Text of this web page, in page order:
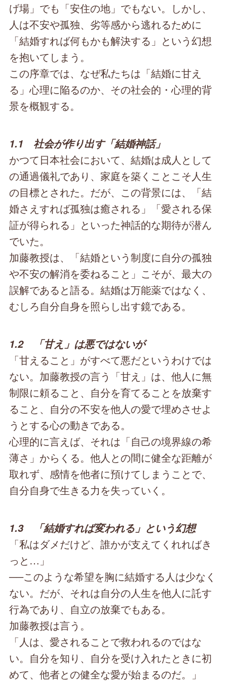
げ場」でも「安住の地」でもない。しかし、
人は不安や孤独、劣等感から逃れるために
「結婚すれば何もかも解決する」という幻想
を抱いてしまう。
この序章では、なぜ私たちは「結婚に甘え
る」心理に陥るのか、その社会的・心理的背
景を概観する。
1.1 社会が作り出す「結婚神話」
かつて日本社会において、結婚は成人として
の通過儀礼であり、家庭を築くことこそ人生
の目標とされた。だが、この背景には、「結
婚さえすれば孤独は癒される」「愛される保
証が得られる」といった神話的な期待が潜ん
でいた。
加藤教授は、「結婚という制度に自分の孤独
や不安の解消を委ねること」こそが、最大の
誤解であると語る。結婚は万能薬ではなく、
むしろ自分自身を照らし出す鏡である。
1.2 「甘え」は悪ではないが
「甘えること」がすべて悪だというわけでは
ない。加藤教授の言う「甘え」は、他人に無
制限に頼ること、自分を育てることを放棄す
ること、自分の不安を他人の愛で埋めさせよ
うとする心の動きである。
心理的に言えば、それは「自己の境界線の希
薄さ」からくる。他人との間に健全な距離が
取れず、感情を他者に預けてしまうことで、
自分自身で生きる力を失っていく。
1.3 「結婚すれば変われる」という幻想
「私はダメだけど、誰かが支えてくれればき
っと…」
──このような希望を胸に結婚する人は少なく
ない。だが、それは自分の人生を他人に託す
行為であり、自立の放棄でもある。
加藤教授は言う。
「人は、愛されることで救われるのではな
い。自分を知り、自分を受け入れたときに初
めて、他者との健全な愛が始まるのだ。」